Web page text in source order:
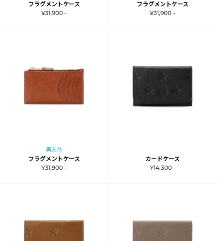
フラグメントケース
¥31,900 -
フラグメントケース
¥31,900 -
再入荷
フラグメントケース
¥31,900 -
カードケース
¥14,300 -